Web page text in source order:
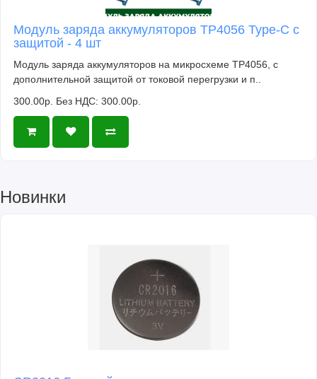
Модуль заряда аккумуляторов TP4056 Type-C с
защитой - 4 шт
Модуль заряда аккумуляторов на микросхеме TP4056, с
дополнительной защитой от токовой перегрузки и п..
300.00р. Без НДС: 300.00р.
Новинки